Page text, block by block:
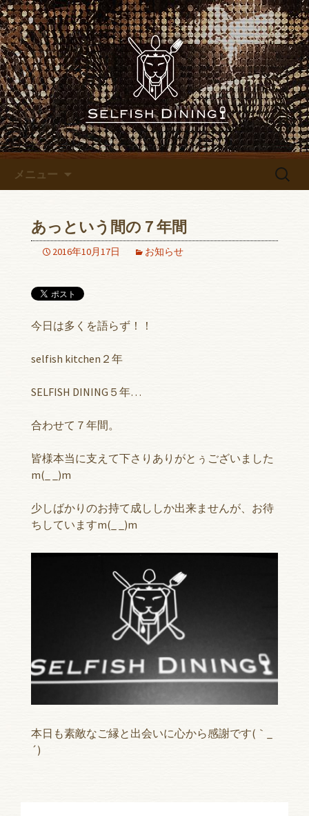
名古屋錦にあるレストランバ
ー「SELFISH DINING～セルフ
ィッシュダイニング～」のブ
ログ
名古屋錦にあるレストランバー
「SELFISH DINING～セルフィッシュダイ
ニング～」のブログです
メニュー
検
あっという間の７年間
2016年10月17日 お知らせ
今日は多くを語らず！！
selfish kitchen２年
SELFISH DINING５年…
合わせて７年間。
皆様本当に支えて下さりありがとぅございました
m(_ _)m
少しばかりのお持て成ししか出来ませんが、お待
ちしていますm(_ _)m
本日も素敵なご縁と出会いに心から感謝です(｀_
´)ゞ